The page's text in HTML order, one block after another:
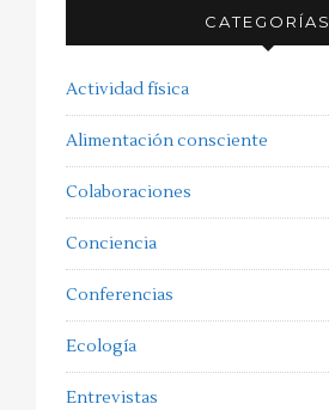
CATEGORÍAS
Actividad física
Alimentación consciente
Colaboraciones
Conciencia
Conferencias
Ecología
Entrevistas